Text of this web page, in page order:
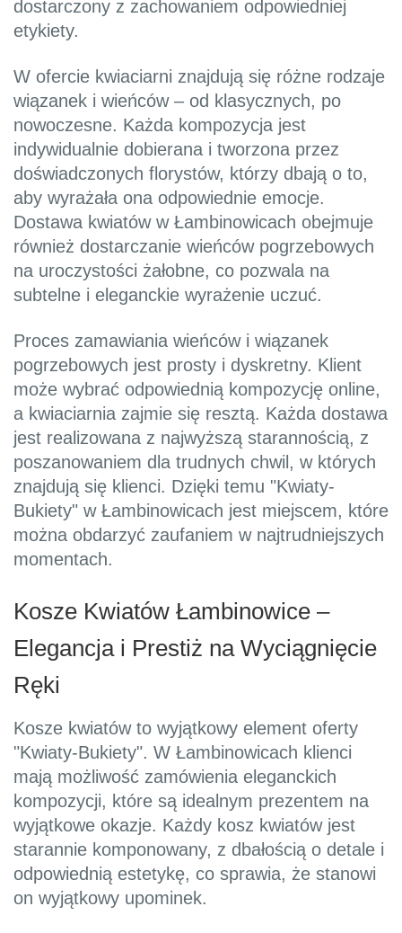
dostarczony z zachowaniem odpowiedniej
etykiety.
W ofercie kwiaciarni znajdują się różne rodzaje
wiązanek i wieńców – od klasycznych, po
nowoczesne. Każda kompozycja jest
indywidualnie dobierana i tworzona przez
doświadczonych florystów, którzy dbają o to,
aby wyrażała ona odpowiednie emocje.
Dostawa kwiatów w Łambinowicach obejmuje
również dostarczanie wieńców pogrzebowych
na uroczystości żałobne, co pozwala na
subtelne i eleganckie wyrażenie uczuć.
Proces zamawiania wieńców i wiązanek
pogrzebowych jest prosty i dyskretny. Klient
może wybrać odpowiednią kompozycję online,
a kwiaciarnia zajmie się resztą. Każda dostawa
jest realizowana z najwyższą starannością, z
poszanowaniem dla trudnych chwil, w których
znajdują się klienci. Dzięki temu "Kwiaty-
Bukiety" w Łambinowicach jest miejscem, które
można obdarzyć zaufaniem w najtrudniejszych
momentach.
Kosze Kwiatów Łambinowice –
Elegancja i Prestiż na Wyciągnięcie
Ręki
Kosze kwiatów to wyjątkowy element oferty
"Kwiaty-Bukiety". W Łambinowicach klienci
mają możliwość zamówienia eleganckich
kompozycji, które są idealnym prezentem na
wyjątkowe okazje. Każdy kosz kwiatów jest
starannie komponowany, z dbałością o detale i
odpowiednią estetykę, co sprawia, że stanowi
on wyjątkowy upominek.